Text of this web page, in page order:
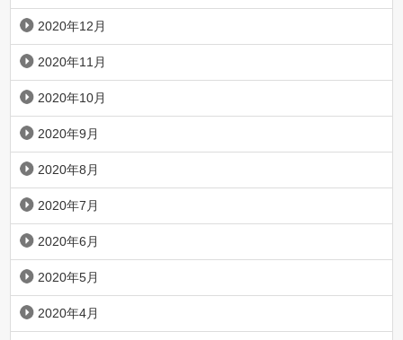
2020年12月
2020年11月
2020年10月
2020年9月
2020年8月
2020年7月
2020年6月
2020年5月
2020年4月